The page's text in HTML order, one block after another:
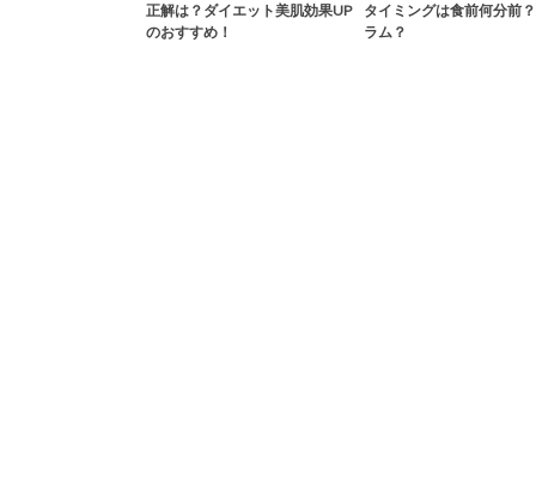
正解は？ダイエット美肌効果UP
のおすすめ！
タイミングは食前何分前
ラム？